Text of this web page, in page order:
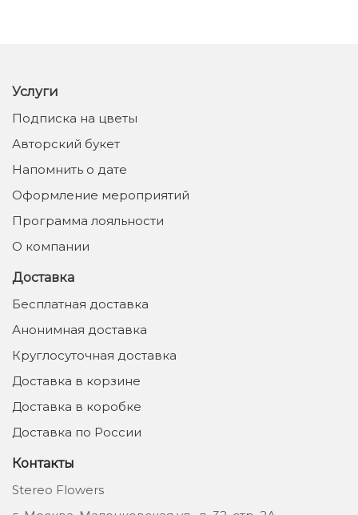
Услуги
Подписка на цветы
Авторский букет
Напомнить о дате
Оформление мероприятий
Программа лояльности
О компании
Доставка
Бесплатная доставка
Анонимная доставка
Круглосуточная доставка
Доставка в корзине
Доставка в коробке
Доставка по России
Контакты
Stereo Flowers